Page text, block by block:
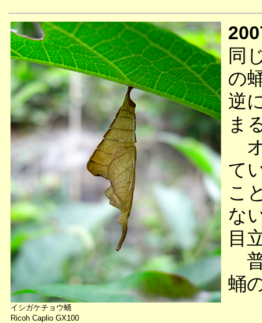
イシガケチョウ蛹
Ricoh Caplio GX100
同
の
逆
ま
て
こ
な
目
蛹